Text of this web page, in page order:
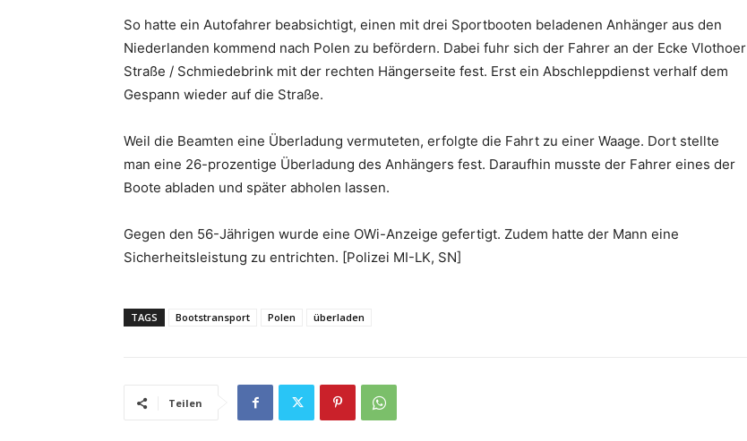
So hatte ein Autofahrer beabsichtigt, einen mit drei Sportbooten beladenen Anhänger aus den
Niederlanden kommend nach Polen zu befördern. Dabei fuhr sich der Fahrer an der Ecke Vlothoer
Straße / Schmiedebrink mit der rechten Hängerseite fest. Erst ein Abschleppdienst verhalf dem
Gespann wieder auf die Straße.
Weil die Beamten eine Überladung vermuteten, erfolgte die Fahrt zu einer Waage. Dort stellte
man eine 26-prozentige Überladung des Anhängers fest. Daraufhin musste der Fahrer eines der
Boote abladen und später abholen lassen.
Gegen den 56-Jährigen wurde eine OWi-Anzeige gefertigt. Zudem hatte der Mann eine
Sicherheitsleistung zu entrichten. [Polizei MI-LK, SN]
TAGS Bootstransport Polen überladen
Teilen